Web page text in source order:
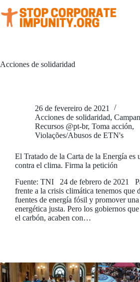
para
Acciones de solidaridad
26 de fevereiro de 2021
Acciones de solidaridad,
Recursos @pt-br, Toma acción,
Violações/Abusos de ETN's
El Tratado de la Carta de la Energía es
contra el clima. Firma la petición
Fuente: TNI 24 de febrero de 2021
frente a la crisis climática tenemos que
fuentes de energía fósil y promover
energética justa. Pero los gobiernos
el carbón, acaben con…